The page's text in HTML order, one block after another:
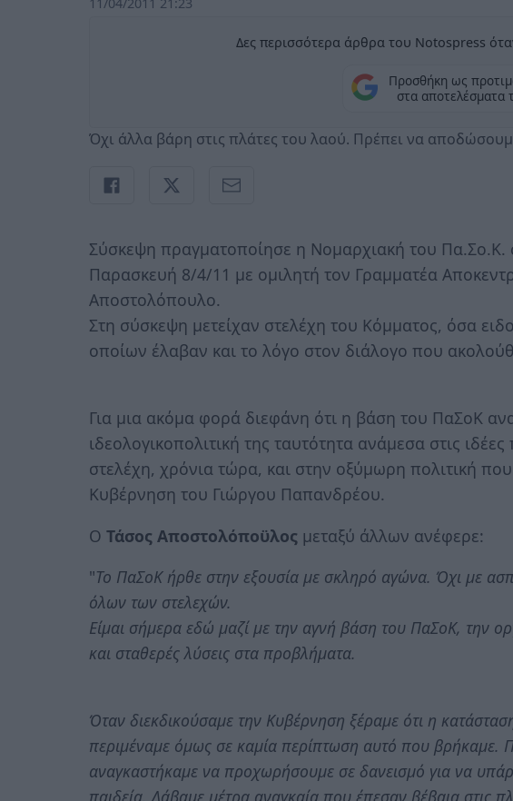
Δες περισσότερα άρθρα του Notospress
Προσθήκη ως
στα αποτελέσματα
Όχι άλλα βάρη στις πλάτες του λαού. Πρέπει να
Σύσκεψη πραγματοποίησε η Νομαρχιακή του Πα.Σο.Κ.
Παρασκευή 8/4/11 με ομιλητή τον Γραμματέα
Αποστολόπουλο.
Στη σύσκεψη μετείχαν στελέχη του Κόμματος, όσα
οποίων έλαβαν και το λόγο στον διάλογο που
Για μια ακόμα φορά διεφάνη ότι η βάση του ΠαΣοΚ
ιδεολογικοπολιτική της ταυτότητα ανάμεσα στις
στελέχη, χρόνια τώρα, και στην οξύμωρη πολιτική
Κυβέρνηση του Γιώργου Παπανδρέου.
Ο Τάσος Αποστολόποϋλος μεταξύ άλλων ανέφερε:
"Το ΠαΣοΚ ήρθε στην εξουσία με σκληρό αγώνα. Όχι με
όλων των στελεχών.
Είμαι σήμερα εδώ μαζί με την αγνή βάση του ΠαΣοΚ, την
και σταθερές λύσεις στα προβλήματα.
Όταν διεκδικούσαμε την Κυβέρνηση ξέραμε ότι η
περιμέναμε όμως σε καμία περίπτωση αυτό που βρήκαμε.
αναγκαστήκαμε να προχωρήσουμε σε δανεισμό για να
παιδεία. Λάβαμε μέτρα αναγκαία που έπεσαν βέβαια στις